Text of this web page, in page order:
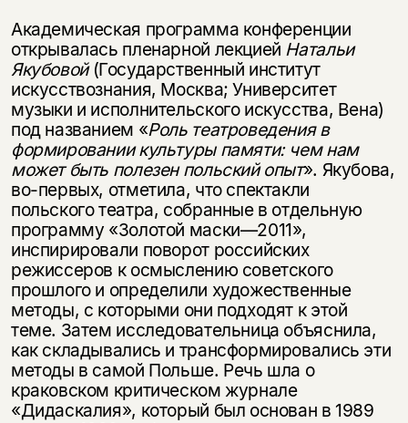
Академическая программа конференции
открывалась пленарной лекцией Натальи
Якубовой(Государственный институт
искусствознания, Москва; Университет
музыки и исполнительского искусства, Вена)
под названием «Роль театроведения в
формировании культуры памяти: чем нам
может быть полезен польский опыт». Якубова,
во-первых, отметила, что спектакли
польского театра, собранные в отдельную
программу «Золотой маски—2011»,
инспирировали поворот российских
режиссеров к осмыслению советского
прошлого и определили художественные
методы, с которыми они подходят к этой
теме. Затем исследовательница объяснила,
как складывались и трансформировались эти
методы в самой Польше. Речь шла о
краковском критическом журнале
«Дидаскалия», который был основан в 1989